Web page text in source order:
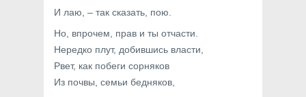
И лаю, – так сказать, пою.
Но, впрочем, прав и ты отчасти.
Нередко плут, добившись власти,
Рвет, как побеги сорняков
Из почвы, семьи бедняков,